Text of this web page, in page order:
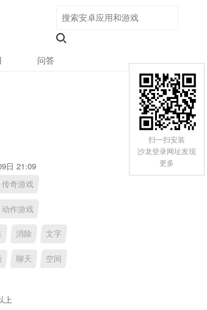
问答
日 21:09
传奇游戏
动作游戏
消除 文字
聊天 空间
上
扫一扫安装
沙龙登录网址发现
更多